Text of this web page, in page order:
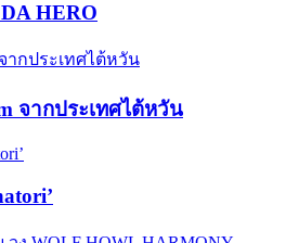
HERO
จากประเทศไต้หวัน